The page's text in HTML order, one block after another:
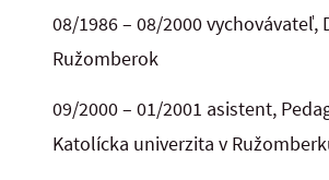
08/1986 – 08/2000vychovávateľ,
Ružomberok
09/2000 – 01/2001 asistent,
Katolícka univerzita v